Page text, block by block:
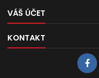
VÁŠ ÚČET
KONTAKT